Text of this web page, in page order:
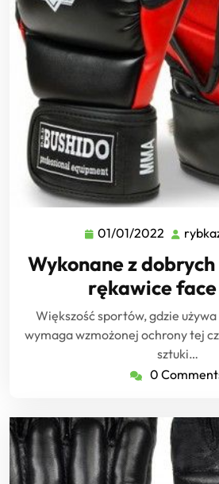
01/01/2022 01/01/
Wykonane z
rękawice
Większość sportów, gdzie
wymaga wzmożonej ochrony tej
sztuki…
0